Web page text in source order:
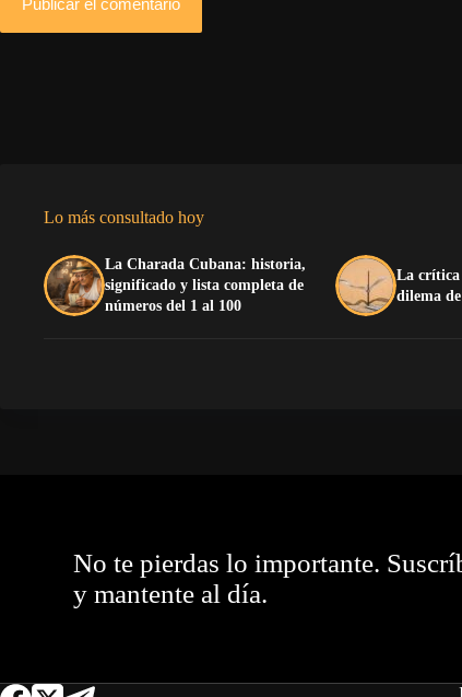
Publicar el comentario
Lo más consultado hoy
La Charada Cubana: historia,
significado y lista completa de
números del 1 al 100
La crítica
dilema
No te pierdas lo importante.
y mantente al día.